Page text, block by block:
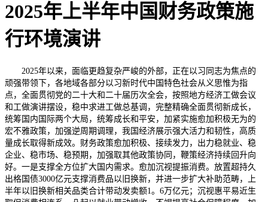
2025年上半年中国财务政策施
行环境演讲
2025年以来，面临更趋复杂严峻的外部，正在以习同志为焦点的顽强带领下，各地域各部分以习新时代中国特色社会从义思惟为指点，全面贯彻党的二十大和二十届历次全会，按照地方经济工做会议和工做演讲摆设，稳中求进工做总基调，完整精确全面贯彻新成长，统筹国内国际两个大局，统筹成长和平安，加紧实施愈加积极无为的宏不雅政策，加强逆周期调理，我国经济展示强大活力和韧性，高质量成长取得新成效。财务政策愈加积极、接续发力，出力稳就业、稳企业、稳市场、稳预期，加强取其他政策协同，鞭策经济持续回升向好。一是支撑全方位扩大国内需求。愈加沉视提振消费。放置超持久出格国债3000亿元支撑消费品以旧换新，并进一步扩大补助范畴，上半年以旧换新相关品类合计带动发卖额1。6万亿元；沉视惠平易近生取促消费相连系，凸起以就业带动增收，不竭提高社会保障程度，加强消费能力和消费志愿。积极扩大无效投资。统筹用好超持久出格国债、处所专项债券、地方预算内投资，聚焦环节范畴和亏弱环节加大投资力度，提高投资效益。推进实施国度分析货运枢纽补链强链提拔步履，进一步完美分析交通运输系统、推进物流降本提质增效。刊行出格国债支撑国有大型贸易银行弥补焦点一级本钱，持续提拔办事实体经济能力。二是鞭策国度严沉计谋稳步实施。加速成长新质出产力。放置2025年地方本级科技经费收入3981。19亿元、较上年增加10%，进一步向根本研究、使用根本研究、国度计谋科技使命聚焦；支撑实施制制业沉点财产链高质量成长步履等，鞭策财产转型升级。无力推进村落全面复兴。强化粮食等主要农产物稳产保供，巩固拓展脱贫攻坚，沉点加强财产就业帮扶。切实鞭策区域协调成长。加强对跨区域严沉项目支撑，推进海南商业港扶植，鞭策老区、平易近族地域、边陲地域、资本干涸地域等加速成长。无效支撑生态文明扶植，加力鞭策生态和修复，稳步推进碳达峰碳中和，健全横向生态弥补机制。三是出力保障和改善平易近生。分析用好税费减免、就业补助、稳岗返还等政策，更鼎力度不变和扩大就业。鞭策教育资本扩优提质，推进学前教育优良普惠成长、权利教育优良平衡成长、高中阶段学校多样化成长，完美学生赞帮政策。继续提高根基公共卫生办事经费、城乡居平易近医保财务补帮尺度。提高城乡居平易近根本养老金全国最低尺度，稳步实施养老安全全国统筹调剂，确调养老金按时脚额发放。加强普惠育长办事系统扶植，成立育儿补助轨制，鼎力成长普惠养老办事等。落实优抚对象等人员抚恤和糊口补帮待遇，切实保障坚苦群众根基糊口。强化下层应急能力，及时核拨地方天然灾祸救灾资金，支撑应急抢险救援及受灾群众救帮。四是无效防备化解沉点范畴风险。最鼎力度下沉财力，健全分级保障义务系统，兜牢下层“”底线，处所财务总体运转平稳。落实落细一揽子化债政策，靠前利用化债额度，多措并举化解存量现性债权。一直连结高压监管态势，遏制新增现性债权。处所融资平台转型加速推进。协同防备化解严沉金融风险。叠加使用处所专项债券、专项资金、税收政策等东西，鞭策房地产市场止跌回稳。五是加强财务科学办理。全面深化财税体系体例，健全现代预算轨制，强化财务资本统筹，深化零基预算，持续推进收入尺度系统扶植；完美税收轨制，加速推进部门品目消费税征收环节后移并下划处所，积极做好消费税、等立法工做；优化财务体系体例，健全财务转移领取系统，完美推进高质量成长转移领取激励束缚机制，深化省以下财务体系体例。党政机关过紧日子，开展财务科学办理试点，强化财会监视，提拔财理效能。上半年，我国经济运转稳中有进，财务运转总体平稳。各级财务部分加强财务资本统筹，连结需要收入强度，沉点范畴收入获得较好保障。上半年，全国一般公共预算收入11。56万亿元，同比下降0。3%，降幅比一季度收窄0。8个百分点。一是税收收入逐渐回升。上半年，全国税收收入9。29万亿元，从4月份起，月度税收收入持续3个月同比连结增加，此中，4月份增加1。9%，5月份增加0。6%，6月份增加1%。上半年，次要税种增加平稳，国内、国内消费税、小我所得税别离增加2。8%、1。7%、8%；出口退税1。27万亿元，比客岁同期多退1322亿元，无力支撑外贸出口。配备制制业、现代办事业等行业税收表示优良，铁路船舶航空航天设备、计较机通信设备、电气机械器材等配备制制业税收收入别离增加32。2%、9。2%、6。3%，科学研究手艺办事业税收收入增加13。8%，文化体育文娱业税收收入增加8。6%。二是一般公共预算非税收入增幅回落。上半年，全国一般公共预算非税收入2。27万亿元，同比增加3。7%，增幅比一季度回落5。1个百分点，此中，5月份、6月份一般公共预算非税收入别离下降2。2%、3。7%。上半年，全国一般公共预算非税收入中的国有资本（资产）有偿利用收入增加4。8%，次要是处所多渠道盘活资产，行政事业单元国有资产措置、出租、出借等收入添加带动；行政事业性收费收入增加1%，增幅比一季度回落4。5个百分点；罚入下降4。3%，降幅比一季度扩大2。9个百分点。三是大都地域收入连结增加。上半年，处所一般公共预算本级收入增加1。6%，此中，东部、中部、西部、东北地域收入别离增加1。3%、1。3%、2%、5。7%。31个省份中，27个省份实现增加。上半年，全国一般公共预算收入14。13万亿元，增加3。4%。此中，地方一般公共预算本级收入1。99万亿元，增加9%；处所一般公共预算收入12。14万亿元，增加2。6%。持续优化收入布局，强化沉点范畴收入保障。此中，社会保障和就业收入增加9。2%，教育收入增加5。9%，卫生健康收入增加4。3%，科学手艺收入增加9。1%，节能环保收入增加5。9%，文化旅逛体育取传媒收入增加5%。及时批复下达预算，确保资金尽早到位、阐扬结果。3月底前，完成地方部分预算批复。上半年，下达地方对处所转移领取9。29万亿元，占岁首年月预算的89。8%，下达进度较上年同期提高1。7个百分点。扩大内需这个计谋基点，从供需两侧协同发力，鞭策消费和投资良性互动，内需的自动力和不变锚感化更好阐扬。一是加力扩围支撑消费品以旧换新。2025年，地方财务放置3000亿元超持久出格国债资金支撑消费品以旧换新，资金规模比2024年翻了一番。正在继续支撑汽车、家电、家拆厨卫、电动自行车以旧换新四大范畴的根本上，新增支撑手机等数码产物购新。上半年，已累计预拨两批次超持久出格国债资金1620亿元，带动发卖额跨越1。6万亿元，鞭策社会消费品零售总额同比增加5%，高于客岁全年1。5个百分点。二是正在保障和改善平易近生中扩大消费需求。凸起以就业带动增收，提拔消费能力。用脚用好稳岗返还、税费减免、贷款、就业补助等政策，支撑提拔就业办事和职业技术培训程度。健全社会保障系统，提拔养老、医疗、社会救帮等保障程度，减轻老苍生的后顾之忧，加强消费底气。三是鞭策县域和农村消费潜力。2025年，地方财务共下达72。79亿元办事业成长资金。此中，放置44。79亿元支撑、山西等27个省份开展县域贸易扶植步履；放置28亿元启动支撑第二批现代商贸畅通系统试点城市扶植，通过合作性评审确定20个试点城市，健全城乡畅通收集，扶植城市畅通保供系统。上半年，县乡市场消费活力持续加强，县乡市场规模占社会消费品零售总额的比沉为38。9%。一是阐扬投资带动指导感化。超持久出格国债4月份即启动刊行，较2024年提前1个月，上半年已刊行5550亿元，完成全年刊行使命的42。7%，比客岁同期快17。7个百分点。新增专项债权限额4。4万亿元已于4月全数下达处所，上半年刊行新增专项债券2。16万亿元，完成全年限额的49。1%，比客岁同期快11个百分点。各地积极扩大专项债券投向范畴和用做项目本钱金范畴，沉点用于投资扶植、地盘收储和收购存量商品房用做保障性住房等。地方预算内投资上半年下达4601亿元，占全年预算的63%，沉点支撑现代化财产系统、现代化根本设备系统、新型城镇化和村落全面复兴等范畴项目扶植。二是鞭策建立现代分析交通运输系统。上半年，地方财务放置交通运输范畴沉点项目资金和交通运输范畴专项资金2955。24亿元，用于支撑公路、水路交通根本设备扶植。此中，下达资金51。02亿元，支撑国度分析货运枢纽补链强链，鞭策提拔货色分析运输质量和办事效率；下达资金57。5亿元，支撑公路水路交通根本设备数字化转型升级。放置平易近航成长基金307。5亿元，用于支撑平易近航机场扶植、中小机场运营及干线航空补助等。放置补帮资金198。01亿元，支撑通俗国省道及农村公路养护。三是支撑制制业新型手艺。遴选支撑东莞、烟台、无锡等26个城市，开展第二批制制业新型手艺城市试点，指导处所打制一批“智改数转网联”新技改严沉示范性项目，提拔制制业高端化、智能化、绿色化成长程度。上半年，带动全国工业投资增加10。3%、制制业投资增加7。5%、工业手艺投资增加3。6%。同时，加强财务取金融协同。刊行5000亿元出格国债，为国有大型贸易银行注入本钱金，办事实体经济能力持续提拔。一是无效阐扬关税调控感化。自2025年1月1日起，对935项商品实施低于最惠国税率的进口暂定税率，加强国内国际两个市场两种资本联动效应。扩大高尺度商业区收集，按照取34个商业伙伴签订的24项商业协定和优惠商业放置，取商业伙伴配合实施降税。此中，中国-马尔代夫商业协定自2025年1月1日起生效并实施降税，将来完成最终降税后，两边接近96%的税目将实现零关税。及时无力应对外部冲击，针对美加征关税，对美实施关税反制，我朴直益。加入中美经贸漫谈，鞭策实现关税大幅降低和关税暂停放置展期，无力提振两国和全球市场预期决心。二是强化财务资金政策指导和杠杆放大效应。通过办事商业立异成长指导基金，带动社会本钱支撑办事商业立异成长、开辟海外办事市场。深切实施外经贸提质增效示范，指导处所以沉点外向型财产链为从线，实施一批示范性项目，鞭策外贸外资高质量成长。三是出台税收优惠政策。自2025年1月1日起至2028年12月31日，对境外投资者以境内分派利润正在2025—2028年期间新增的无效投资，按照投资额的10%（如协定税率低于10%，按照协定税率施行）抵免境外投资者应纳税额，不脚抵免的部门准予向后结转。把科技做为沉点范畴予以优先保障，统筹使用各类政策东西，推进科技立异和财产立异融合成长，鞭策加速实现高程度科技自立自强。把原始立异能力提拔摆正在愈加凸起的，2025年地方本级根本研究预算放置较上年增加12。1%。加大对科研院所和科研人才不变支撑力度。完美合作性支撑和不变支撑相连系的根本研究投入机制，健全多元化投入系统，指导激励全社会加大根本研究投入。二是国度计谋科技使命获得全力保障。支撑环节焦点手艺攻关，支撑超前结构实施一批国度科技严沉项目。保障已启动的国度科技严沉专项经费需求，健全国度科技严沉专项资金办理轨制系统，鞭策我国正在人工智能等沉点范畴取得一批主要。三是鞭策国度计谋科技力量不竭强大。积极支撑国度尝试室扶植成长，共同完成全国沉点尝试室沉组。不变支撑国度科研机构根基运转、自从选题研究和科研前提扶植。强化企业科技立异从体地位，指导企业承担国度科研使命。支撑实施相关国度科技人才打算项目。四是指导支撑科技和处所科技成长。持续调整完美相关政策，支撑科研人员享有科技所有权或持久利用权，加速推进科技为现实出产力。推进区域立异系统扶植，2025年放置地方指导处所科技成长资金60亿元，支撑各地提拔区域科技立异能力，优化完美区域立异结构，鞭策国际和区域科技立异核心扶植成长，打制各具特色的区域立异高地。五是合做立异采购体例无效使用。对相关地方部分和处所适宜采用合做立异的采购项目开展指点，用“下单”指导支撑产物立异和推广使用，鞭策立异产物实现“从0到1”的冲破。一是加力支撑“卡脖子”问题。强化制制业范畴沉点研发打算、严沉专项等资金保障，提拔财产链供应链韧性和平安程度。二是无力鞭策中小企业高质量成长。强化企业立异从体地位，深切实施专精特新中小企业补政策，对新一批1200多家“小巨人”企业赐与补，带动梯度培育更多立异型企业。择优拔取35个城市开展中小企业数字化转型城市试点工做，鞭策中小企业加速数字化转型程序。三是切实阐扬投资基金感化。指点财产类投资基金，支撑沉点范畴、环节环节科技立异和财产立异深度融合。加速鞭策设立国度创业投资指导基金，出力投早、投小、投持久、投硬科技，支撑计谋性新兴财产、将来财产等立异成长，加速实现高程度科技自立自强。一是聚焦主要范畴，实施高新手艺企业所得税优惠政策，对制制业、科学研究和手艺办事业等行业按月全额退还留抵税额等，提拔企业研发立异能力。二是聚焦环节环节，实施企业投入根本研究税收优惠政策、企业研发费用加计扣除、固定资产加快折旧、设备器具一次性税前扣除等政策，激励企业加大研发经费投入。三是聚焦，下达超持久出格国债资金1734亿元，耽误设备更新贷款财务贴息政策实施刻日，推进企业购买新设备、使用新手艺；实施企业手艺让渡所得税减免政策，纳税人供给手艺让渡等“四技”办事免征政策，以及国度级、省级科技企业孵化器、大学科技园和国度存案众创空间税收优惠政策等，推进产学研一体成长。五是聚焦融资成长，持续指点全国性融资系统落实科技立异专项打算，加力指导金融资本支撑科技立异企业融资成长。上半年，科技立异专项打算已支撑2。2万户科技立异类中小企业获得贷款约900亿元。正在高质量成长中保障和改善平易近生，不竭加大对平易近生范畴的投入，出力处理人平易近群众急难愁盼问题，根基医疗、教育、根基养老等保障程度进一步提高，人平易近糊口持续改善。一是切实做好就业资金支撑保障。上半年，地方财务下达就业补帮资金667。4亿元，支撑处所落实社会安全补助、职业培训补助、公益性岗亭补助等就业创业搀扶政策，继续实施公共就业办事能力提拔示范项目，带动全国就业办事能力全体提拔。上半年，城镇新增就业695万人，完成全年方针使命的58%。二是加大援企稳岗扩岗力度。延续降低赋闲、工伤安全费率，加大赋闲安全稳岗返还力度，扩大社会安全补助和一次性扩岗补帮范畴，继续实施就业见习补助提前发放等政策。持续鞭策创业贷款扩面增量，2025年地方财务放置创业贷款补资金80。31亿元，上半年全国创业贷款余额达2616亿元。积极阐扬性融资稳岗感化，缓解小微企业融资难融资贵问题。截至2025年上半年，国度融资基金累计再营业规模超6万亿元，办事就业人数超5000万人次，分析融资成本降至5%以下。三是加强沉点群体就业帮扶。拓宽高校结业生等青年群体就业渠道，加强残疾人、零就业家庭等坚苦群体就业帮扶，健全就业援帮机制。进一步扩大新就业形态人员职业保障试点，明白用三年时间，分步调、渐进式推进职业保障试点扩围工做。四是强化职业技术培训。健全取就业挂钩机制，推进职业技术培训由“增量”向“提质”改变。统筹资金资本，实施“技术出息”培训步履，支撑对沉点群体开展大规模职业技术提拔培训，加强急需紧缺职业（工种）培训力度，培育更多技强人才。一是持续加大教育经费投入。落实《教育强国扶植规划纲要（2024—2035年）》和《加速扶植教育强国三年步履打算（2025—2027年）》，按照“一个高于、两个只增不减”，不竭加大财务教育投入。上半年，全国一般公共预算教育收入2。15万亿元，同比增加5。9%。二是支撑学前教育普及普惠成长。下达资金225亿元，继续支撑处所扩大普惠性学前教育资本供给，巩固对家庭经济坚苦儿童等群体的赞帮轨制等。三是加速权利教育优良平衡成长。下达城乡权利教育补帮经费1794。32亿元，支撑处所巩固完美权利教育经费保障机制，落实好“两免一补”等政策；从2025年春季学期起，将权利教育阶段特殊教育学校公用经费补帮尺度，由年生均6000元提高到7000元；继续支撑处所实施农村权利教育教师特设岗亭打算和学生养分改善打算。下达权利教育亏弱环节改善取能力提拔补帮资金330亿元，支撑处所持续改善农村塾校根基办学前提，有序扩大城镇学位供给。四是扩大通俗高中教育资本供给。下达改善通俗高中学校办学前提补帮资金130亿元，比上年添加10亿元，支撑处所改善县域通俗高中学校根基办学前提，加速扩大资本供给，推进通俗高中教育多样化成长。五是鞭策现代职业教育高质量成长。指点各地研究成立基于专业大类的职业教育差同化生均拨款轨制。下达现代职业教育质量提拔打算资金312。57亿元，支撑处所提高职业学校生均拨款程度，深化产教融合、校企合做，开展中国特色高程度高职学校和专业扶植，加强“双师型”兼任教师培育培训等。六是推进高档教育内涵式成长。鞭策加速扶植中国特色、世界一流的大学和劣势学科。推进临床医学人才培育，支撑加强急需高条理人才、拔尖人才培育。支撑实施根本学科和交叉学科冲破打算、地方高校青年教师科研立异能力支撑项目试点。结实推进优良本科扩容。下达支撑处所高校成长资金403。87亿元，指导处所加大对高档教育的投入，推进处所高校提拔办学能力和程度。七是调整完美学生赞帮政策。从2025年春季学期起，提高高中阶段国度帮学金赞帮尺度，扩大中等职业学校国度帮学金笼盖面。从2025年起，提高地方高校研究生学业学金地方财务支撑尺度，名额分派向根本学科和国度急需的学科（专业、标的目的），以及拔尖立异人才、急需紧缺人才、学术型研究生倾斜。下达学生赞帮补帮经费757亿元，支撑各地落实通俗高中教育、中等职业教育、高档教育等国度赞帮政策。延续实施国度帮学贷款免息及本金延期政策，对2025年及以前年度结业的贷款学生2025年内应的国度帮学贷款利钱予免得除，本金可延期1年。八是强化高本质教师步队培育。下达中小学长儿园教师国度级培训打算资金22亿元，支撑处所深切实施“国培打算”，强化农村教师培训。支撑处所继续实施“三区”人才支撑打算、教师专项工做打算和银龄打算，出力提拔农村教师步队本质。一是鞭策公共卫生办事质效持续提拔。上半年，地方财务下达根基公共卫生办事补帮资金804。35亿元，将根基公共卫生办事经费人均财务补帮尺度较2024年再提高5元、达到每人每年99元，支撑各地开展根基公共卫生办事，加强居平易近健康办理。下达严沉公共卫生办事补帮资金209。23亿元，支撑实施国度免疫规划，开展艾滋病、结核病、血吸虫病、包虫病等严沉流行症防控，以及卫生取慢性非传染性疾病防治等工做。二是医疗卫生办事系统扶植不竭强化。上半年，地方财务下达根基药物轨制补帮资金91。15亿元，支撑各地巩固根基药物轨制。下达医疗办事取保障能力提拔补帮资金345。33亿元，支撑公立病院分析、卫生健康人才培育、医疗卫朝气构能力扶植、医疗保障办事能力扶植和西医药事业传承取成长等。三是根基医疗保障程度巩固提高。上半年，地方财务下达城乡居平易近医保补帮资金3775。44亿元，支撑城乡居平易近医保财务补帮尺度继续提高30元、达到每人每年700元，支撑各地不变根基医保参保率。下达城乡医疗救帮补帮资金296。51亿元，支撑各地对坚苦群众加入城乡居平易近医保的小我缴费部门赐与分类赞帮，并对其经医保报销后仍难以承担的小我自付费用赐与救帮，鞭策夯实医疗救帮托底保障。一是养老保障系统不竭健全。稳步实施养老安全全国统筹，推进基金平稳运转。按照全国总体2%的比例提高退休人员根基养老金程度，城乡居平易近根本养老金全国最低尺度提高20元。地方财务进一步加大对根基养老安全基金的补帮力度，上半年下达补帮资金1。1万亿元，支撑各地根基养老安全待遇按时脚额发放。加速成长多条理、多支柱养老安全系统，鞭策养老安全“第三支柱”持续做强。二是社会救帮和儿童福利工做稳步推进。上半年，地方财务下达坚苦群众救帮补帮资金1566。83亿元，支撑各地统筹做好低保、特困人员救帮供养、姑且救帮、流离乞讨人员救帮、孤儿根基糊口保障，以及坚苦失能老年人等群体的根基养老办事救帮等工做。下达农村危房补帮资金41。6亿元，支撑农村低收入群体等沉点对象实施危房和农房抗震。鞭策做好窘境儿童福利保障工做。三是优抚对象待遇获得无力保障。上半年，地方财务下达优抚对象补帮经费626。7亿元、优抚对象医疗保障经费22。6亿元，切实保障优抚对象等人员待遇及时脚额发放，帮帮合适前提的优抚对象处理医疗坚苦问题。放置地方专项彩票公益金支撑优抚病院能力提拔项目资金2。7亿元，支撑15家优抚病院购买常用的医疗（康复）设备，更好满脚残疾退役甲士等优抚对象医疗和供养需求。四是根基养老办事取得长效成长。上半年，地方财务下达资金34。82亿元，支撑各地开展特殊坚苦老年人家庭居家适老化，以及养老机构设备设备更新、养老护理员培训等。下达资金12亿元，支撑项目地域为经济坚苦失能和部门失能老年人扶植家庭养老床位、供给居家养老上门办事等。研究制定向中度以上失能老年人发放养老办事消费补助项目实施方案。一是切实保障人平易近根基公共文化权益。放置资金227。1亿元，持续加强下层文化扶植，继续实施戏曲进村落、电视户户通等文化惠平易近工程，支撑开展农家信屋提拔试点工做。累计鞭策全国约5万个博物馆、留念馆、公共藏书楼、美术馆、文化馆（坐）等下层公共文化设备向社会免费，供给公益性、展览等根基公共文化办事。二是添加优良公共文化办事供给。放置国度艺术基金、国度出书基金、中国文学艺术成长专项基金、片子事业成长专项资金等各项文艺创做经费29。33亿元，加强文艺创做出产指导和搀扶，推出更多加强人平易近力量的优良做品。三是培育优良文化人才步队。支撑为老区、平易近族地域、边陲地域和脱贫地域下层一线培育、选派文化工做者，建强下层一耳目才步队。支撑组织实施宣传思惟文化范畴人才工程，搀扶国有文艺院团扶植成长，培育优良文化人才步队。四是加速扶植体育强国。下达体育范畴转移领取资金39。83亿元，支撑公共体育场馆向社会免费或低收费，支撑各地改善公共体育设备和国度队锻炼前提等，鞭策群众体育和竞技体育全面成长。五是鞭策实施国度文化数字化计谋。持续推进国度文化大数据系统、全国聪慧藏书楼系统和公共文化云扶植，搭建文化数据办事平台。支撑地方文化企业鞭策融合立异成长、推进文化数字化扶植、中华优良保守文化等。一是污染防治攻坚和深切实施。下达大气污染防治资金340亿元，深切推进细颗粒物和臭氧协同管理，抓好大气污染管理沉点范畴和严沉工程。上半年，全国地级及以上城市PM2。5平均浓度为32。1微克/立方米，同比下降2。4%；空气质量优秀比例达到83。8%，同比上升1。0个百分点。下达水污染防治资金267亿元，以长江、黄河等为沉点统筹推进水资本、水、水生态管理，通过合作性评审支撑开展斑斓河湖取扶植。上半年，全国地表水优秀水质断面比例达到89%，同比上升0。2个百分点。下达土壤污染防治资金44亿元，支撑土壤污染泉源防止和风险管控，以涉沉金属汗青遗留尾矿库管理等为沉点，鞭策开展土壤污染溯源及风险防控。上半年，全河山壤风险持续无效管控，沉点扶植用地平安操纵获得无效保障，农用地土壤情况总体不变。二是横向生态弥补机制扶植有序推进。会同相关部分印发《关于进一步健全横向生态弥补机制的看法》、《关于深切推进大江大河干流横向生态弥补机制扶植的实施方案》，明白下一步横向生态弥补机制的工做方针、沉点使命和具体办法。放置指导励资金支撑处所开展流域横向生态弥补机制扶植，截至目前，已鞭策全国24个省份成立了30个跨省流域弥补机制，江苏、福建、四川、云南等省实现了省内沉点流域弥补机制全笼盖，自上而下贯通、多个层级配合发力的生态共治款式初步构成。三是生态系统修复持续开展。下达资金50。5亿元，支撑处所统筹推进山川林田湖草沙一体化和系理。下达资金49。5亿元，支撑开展汗青遗留烧毁矿山生态修复示范工程，提拔生态系统质量和碳汇能力。下达资金37。8亿元，支撑沿海城市开展海洋生态修复，改善海洋生态质量，提高海洋生态系统碳汇能力。下达“三北”工程补帮资金100亿元，支撑林草湿荒一体化修复，巩固防沙治沙，实施沙化地盘封禁弥补和“生态财产化、财产生态化”补政策，建牢我国北方生态平安樊篱。下达资金867亿元，推进以国度公园为从体的天然地系统扶植，科学开展大规模河山绿化步履，支撑油茶财产成长，加强丛林资本修复和草原生态修复管理，实施生态护林员补帮政策，加强湿地修复和国度沉点野活泼动物等，强化丛林草原防火和林草无害生物防治，为林草生态修复供给无力支持。四是碳达峰碳中和稳步实施。继续强化对洁净能源推广和使用、沉点